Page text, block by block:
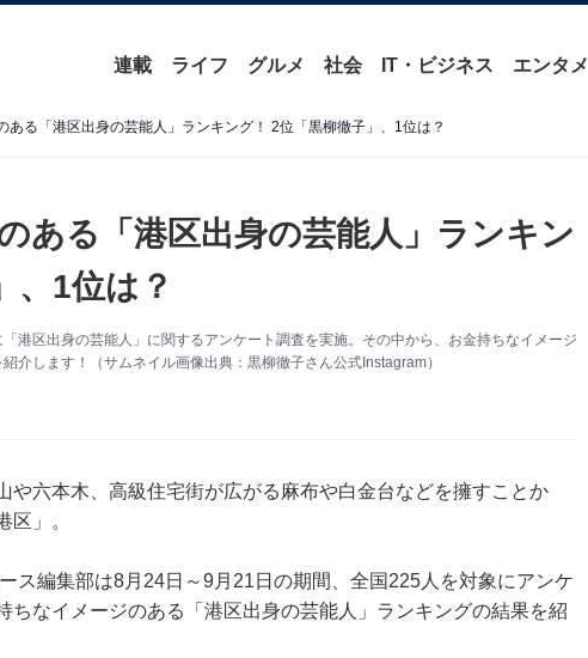
連載 ライフ グルメ 社会 IT・ビジネス エンタメ
ある「港区出身の芸能人」ランキング！ 2位「黒柳徹子」、1位は？
ある「港区出身の芸能人」ランキン
、1位は？
港区出身の芸能人」に関するアンケート調査を実施。その中から、お金持ちなイメージ
介します！（サムネイル画像出典：黒柳徹子さん公式Instagram）
や六本木、高級住宅街が広がる麻布や白金台などを擁すことか
区」。
ス編集部は8月24日～9月21日の期間、全国225人を対象にアンケ
ちなイメージのある「港区出身の芸能人」ランキングの結果を紹